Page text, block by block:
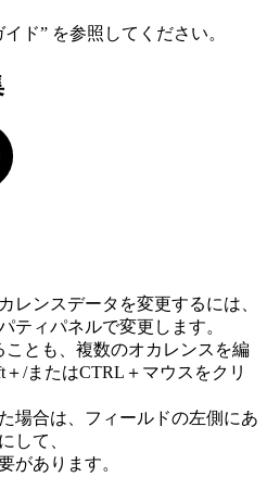
ド” を参照してください。
レンスデータを変更するには、
ティパネルで変更します。
とも、複数のオカレンスを編
/またはCTRL＋マウスをクリ
場合は、フィールドの左側にあ
して、
があります。